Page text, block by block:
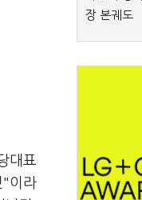
대표
"이라
장 본궤도